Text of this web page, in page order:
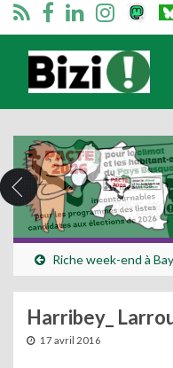
Bizimugi
Riche week-end à
Harribey_
17 avril 2016